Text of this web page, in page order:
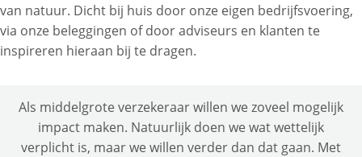
van natuur. Dicht bij huis door onze eigen bedrijfsvoering,
via onze beleggingen of door adviseurs en klanten te
inspireren hieraan bij te dragen.
Als middelgrote verzekeraar willen we zoveel mogelijk
impact maken. Natuurlijk doen we wat wettelijk
verplicht is, maar we willen verder dan dat gaan. Met